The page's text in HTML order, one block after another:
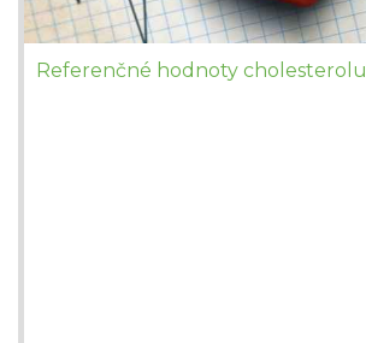
Referenčné hodnoty cholesterolu